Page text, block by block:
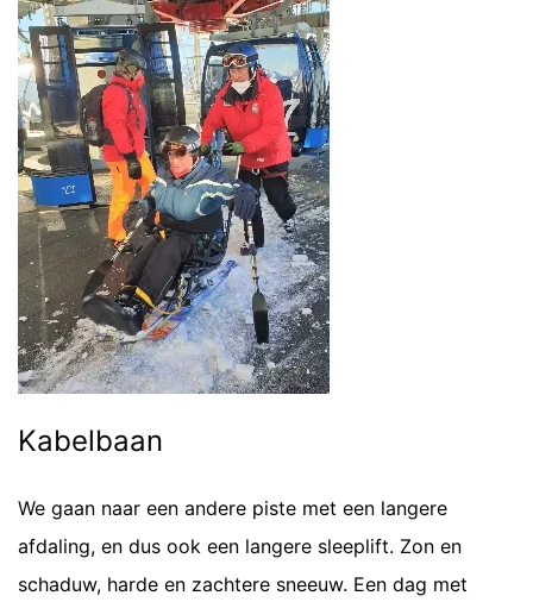
Kabelbaan
We gaan naar een andere piste met een langere
afdaling, en dus ook een langere sleeplift. Zon en
schaduw, harde en zachtere sneeuw. Een dag met